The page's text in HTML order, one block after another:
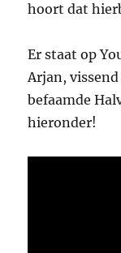
hoort dat
Er staat op
Arjan,
befaamde
hieronder!